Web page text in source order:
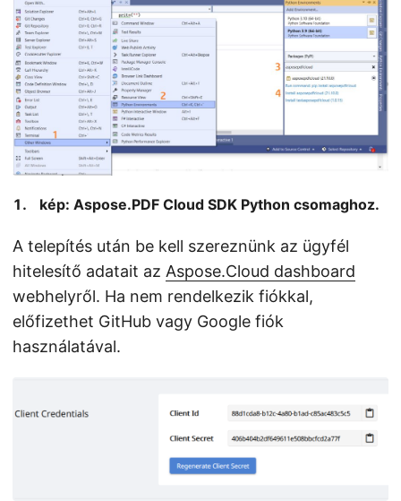
kép: Aspose.PDF Cloud SDK Python csomaghoz.
A telepítés után be kell szereznünk az ügyfél
hitelesítő adatait az Aspose.Cloud dashboard
webhelyről. Ha nem rendelkezik fiókkal,
előfizethet GitHub vagy Google fiók
használatával.